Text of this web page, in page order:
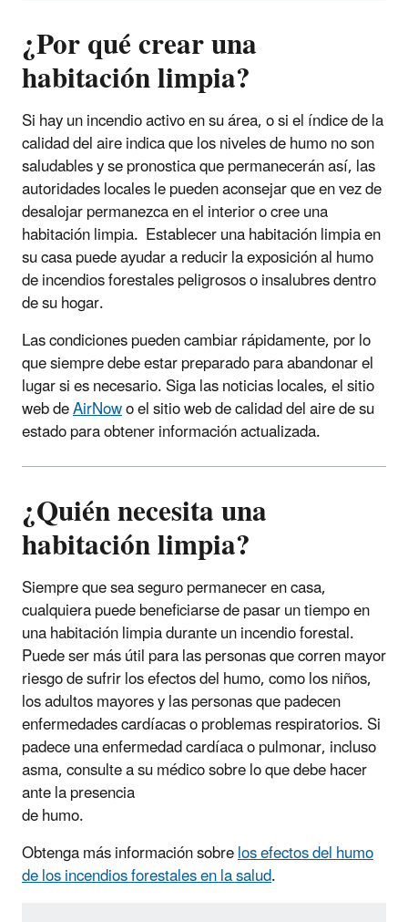
¿Por qué crear una
habitación limpia?
Si hay un incendio activo en su área, o si el índice de la
calidad del aire indica que los niveles de humo no son
saludables y se pronostica que permanecerán así, las
autoridades locales le pueden aconsejar que en vez de
desalojar permanezca en el interior o cree una
habitación limpia. Establecer una habitación limpia en
su casa puede ayudar a reducir la exposición al humo
de incendios forestales peligrosos o insalubres dentro
de su hogar.
Las condiciones pueden cambiar rápidamente, por lo
que siempre debe estar preparado para abandonar el
lugar si es necesario. Siga las noticias locales, el sitio
web deAirNowo el sitio web de calidad del aire de su
estado para obtener información actualizada.
¿Quién necesita una
habitación limpia?
Siempre que sea seguro permanecer en casa,
cualquiera puede beneficiarse de pasar un tiempo en
una habitación limpia durante un incendio forestal.
Puede ser más útil para las personas que corren mayor
riesgo de sufrir los efectos del humo, como los niños,
los adultos mayores y las personas que padecen
enfermedades cardíacas o problemas respiratorios. Si
padece una enfermedad cardíaca o pulmonar, incluso
asma, consulte a su médico sobre lo que debe hacer
ante la presencia
de humo.
Obtenga más información sobrelos efectos del humo
de los incendios forestales en la salud.